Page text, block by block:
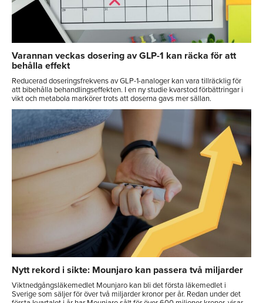
Varannan veckas dosering av GLP-1 kan räcka för att
behålla effekt
Reducerad doseringsfrekvens av GLP-1-analoger kan vara tillräcklig för
att bibehålla behandlingseffekten. I en ny studie kvarstod förbättringar i
vikt och metabola markörer trots att doserna gavs mer sällan.
Nytt rekord i sikte: Mounjaro kan passera två miljarder
Viktnedgångsläkemedlet Mounjaro kan bli det första läkemedlet i
Sverige som säljer för över två miljarder kronor per år. Redan under det